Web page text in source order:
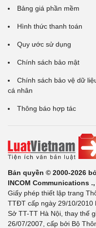
Bảng giá phần mềm
Hình thức thanh toán
Quy ước sử dụng
Chính sách bảo mật
Chính sách bảo vệ dữ
cá nhân
Thông báo hợp tác
Bản quyền © 2000-2026
INCOM Communications .,
Giấy phép thiết lập trang
TTĐT cấp ngày 29/10/2010
Sở TT-TT Hà Nội, thay thế
26/07/2007, cấp bởi Bộ